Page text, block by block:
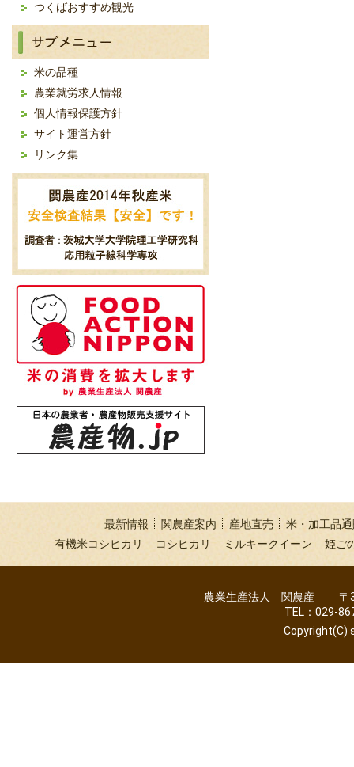
つくばおすすめ観光
米の品種
農業就労求人情報
個人情報保護方針
サイト運営方針
リンク集
最新情報 関農産案内 産地直売
米・加工品
有機米コシヒカリ
コシヒカリ ミルキークイーン 姫ご
農業生産法人 関農産 〒
TEL：029-
Copyright(C)